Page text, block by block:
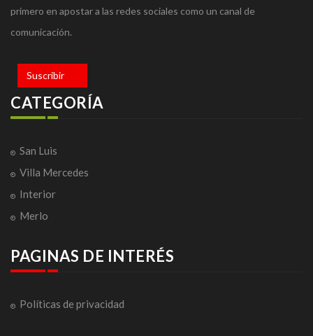
primero en apostar a las redes sociales como un canal de
comunicación.
Suscribir
CATEGORÍA
San Luis
Villa Mercedes
Interior
Merlo
PAGINAS DE INTERÉS
Políticas de privacidad